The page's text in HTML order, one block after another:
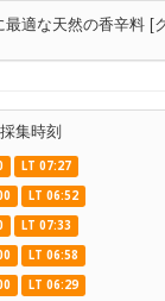
最適な天然の香辛料 [
集時刻
LT 07:27
LT 06:52
LT 07:33
LT 06:58
LT 06:29